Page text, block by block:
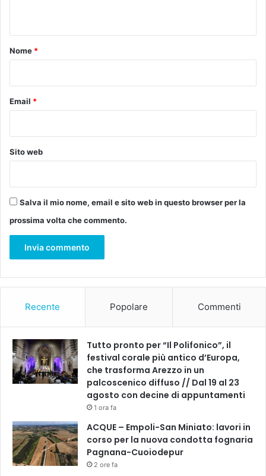
e
"
l
e
e
"
s
T
a
n
a
c
z
i
o
a
l
e
i
e
e
a
u
o
Nome *
Email *
Sito web
Salva il mio nome, email e sito web in questo browser per la
prossima volta che commento.
Recente Popolare Commenti
Tutto pronto per “Il Polifonico”, il
festival corale più antico d’Europa,
che trasforma Arezzo in un
palcoscenico diffuso // Dal 19 al 23
agosto con decine di appuntamenti
1 ora fa
ACQUE – Empoli-San Miniato: lavori in
corso per la nuova condotta fognaria
Pagnana-Cuoiodepur
2 ore fa